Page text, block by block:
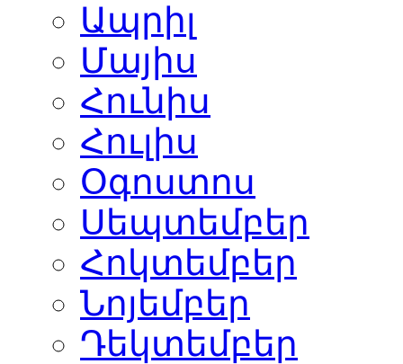
Ապրիլ
Մայիս
Հունիս
Հուլիս
Օգոստոս
Սեպտեմբեր
Հոկտեմբեր
Նոյեմբեր
Դեկտեմբեր